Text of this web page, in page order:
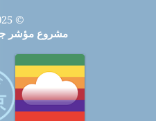
© 2008-2025
مشروع مؤشر